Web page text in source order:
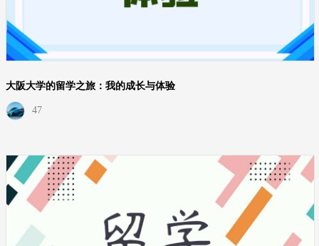
大阪大学的留学之旅：我的成长与体验
47